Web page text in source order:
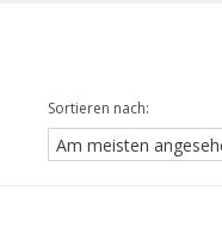
Sortieren nach: